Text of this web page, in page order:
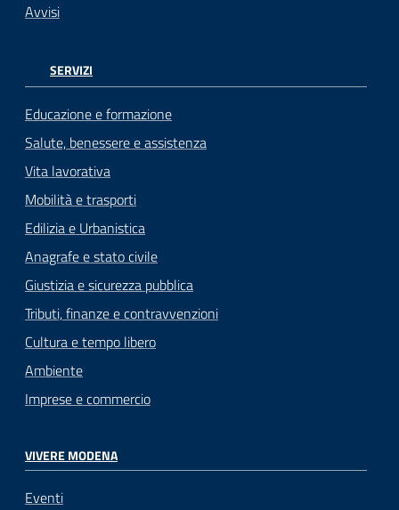
Avvisi
SERVIZI
Educazione e formazione
Salute, benessere e assistenza
Vita lavorativa
Mobilità e trasporti
Edilizia e Urbanistica
Anagrafe e stato civile
Giustizia e sicurezza pubblica
Tributi, finanze e contravvenzioni
Cultura e tempo libero
Ambiente
Imprese e commercio
VIVERE MODENA
Eventi